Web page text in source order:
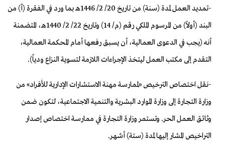
-
تمديد العمل لمدة (سنة) من تاريخ 20/ 2/ 1446هـ بما ورد في الفقرة (أ) من
البند (أولاً) من المرسوم الملكي رقم (م/ 14) وتاريخ 22/ 2/ 1440هـ، المتضمنة
أنه (يجب في الدعوى العمالية، أن يسبق رفعها أمام المحكمة العمالية،
التقدم إلى مكتب العمل ليتخذ الإجراءات اللازمة لتسوية النزاع ودياً).
-نقل اختصاص الترخيص «لممارسة مهنة الاستشارات الإدارية للأفراد» من
وزارة التجارة إلى وزارة الموارد البشرية والتنمية الاجتماعية، لتكون ضمن
وثائق العمل الحر. وتستمر وزارة التجارة في ممارسة اختصاص إصدار
التراخيص المشار إليها لمدة (ستة) أشهر.